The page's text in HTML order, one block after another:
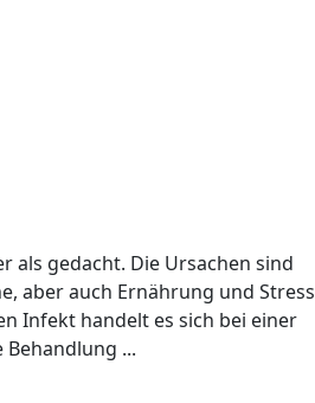
als gedacht. Die Ursachen sind
aber auch Ernährung und Stress
Infekt handelt es sich bei einer
...